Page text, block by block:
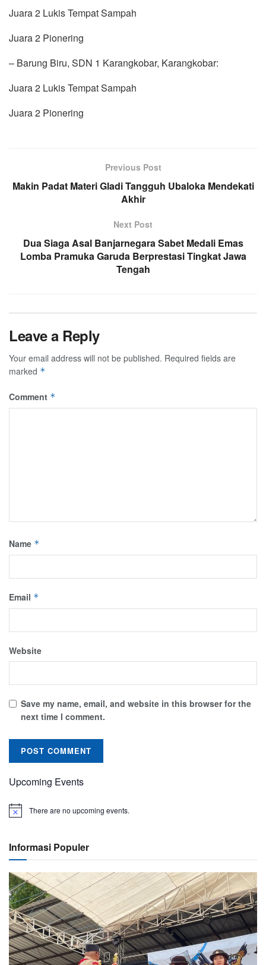
Juara 2 Lukis Tempat Sampah
Juara 2 Pionering
– Barung Biru, SDN 1 Karangkobar, Karangkobar:
Juara 2 Lukis Tempat Sampah
Juara 2 Pionering
Previous Post
Makin Padat Materi Gladi Tangguh Ubaloka Mendekati
Akhir
Next Post
Dua Siaga Asal Banjarnegara Sabet Medali Emas
Lomba Pramuka Garuda Berprestasi Tingkat Jawa
Tengah
Leave a Reply
Your email address will not be published. Required fields are
marked *
Comment *
Name *
Email *
Website
Save my name, email, and website in this browser for the
next time I comment.
Upcoming Events
There are no upcoming events.
Informasi Populer